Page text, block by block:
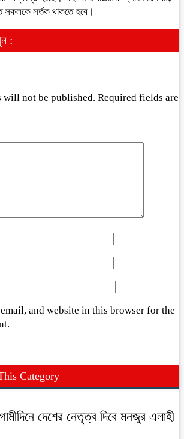
সকলকে সর্তক থাকতে হবে।
:
will not be published. Required fields are
email, and website in this browser for the
Category
দেশের নেতৃত্ব দিবে মনজুর এলাহী